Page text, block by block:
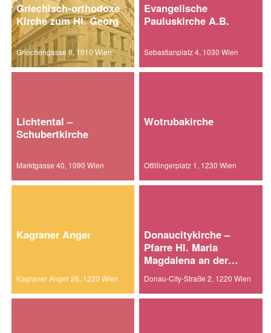
Griechisch-orthodoxe
Kirche zum Hl. Georg
Griechengasse 8, 1010 Wien
Evangelische
Pauluskirche A.B.
Sebastianplatz 4, 1030 Wien
Lichtental –
Schubertkirche
Marktgasse 40, 1090 Wien
Wotrubakirche
Ottillingerplatz 1, 1230 Wien
Kagraner Anger
Kagraner Anger 26, 1220 Wien
Donaucitykirche –
Pfarre Hl. Maria
Magdalena an der
alten Donau
Donau-City-Straße 2, 1220 Wien